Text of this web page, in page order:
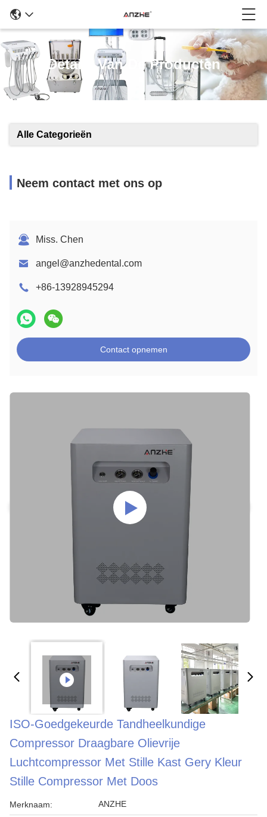
Details Van De Producten
Alle Categorieën
Neem contact met ons op
Miss. Chen
angel@anzhedental.com
+86-13928945294
Contact opnemen
ISO-Goedgekeurde Tandheelkundige
Compressor Draagbare Olievrije
Luchtcompressor Met Stille Kast Gery Kleur
Stille Compressor Met Doos
Merknaam: ANZHE